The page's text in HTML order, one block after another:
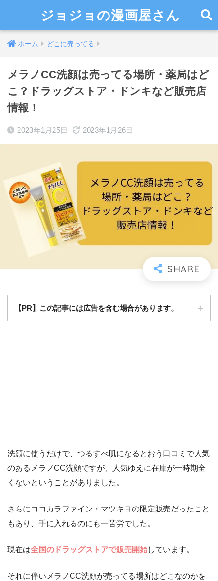
ジョジョの漫画屋さん
ホーム どこに売ってる
メラノCC洗顔は売ってる場所・薬局はど
こ？ドラッグストア・ドンキなど販売店
情報！
2023年1月25日 2023年1月26日
【PR】この記事には広告を含む場合があります。
洗顔に使うだけで、つるすべ肌になるとおう口コミで人気
のあるメラノCC洗顔ですが、人気ゆえに在庫が一時期全
くないということがありました。
さらにココカラファイン・マツキヨの限定販売だったこと
もあり、手に入れるのにも一苦労でした。
現在は全国のドラッグストアで販売開始しています。
それに伴いメラノCC洗顔が売ってる場所はどこなのかを